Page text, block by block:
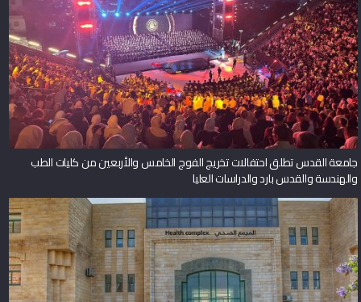
جامعة القدس تطلق احتفالات تخريج الفوج الخامس والأربعين من كليات الطب
والهندسة والقدس بارد والدراسات العليا